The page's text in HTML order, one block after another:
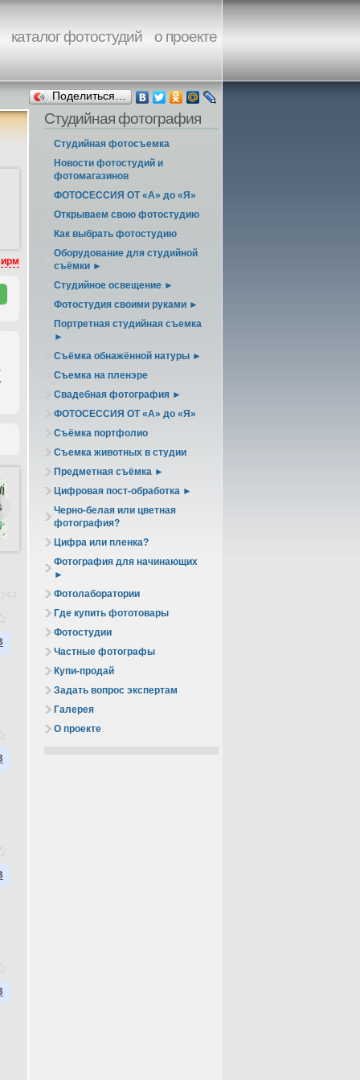
каталог фотостудий о проекте
Поделиться…
Студийная фотография
Студийная фотосъемка
Новости фотостудий и
фотомагазинов
ФОТОСЕССИЯ ОТ «А» до «Я»
Открываем свою фотостудию
Как выбрать фотостудию
Оборудование для студийной
съёмки ►
Студийное освещение ►
Фотостудия своими руками ►
Портретная студийная съемка
►
Съёмка обнажённой натуры ►
Съемка на пленэре
Свадебная фотография ►
ФОТОСЕССИЯ ОТ «А» до «Я»
Съёмка портфолио
Съемка животных в студии
Предметная съёмка ►
Цифровая пост-обработка ►
Черно-белая или цветная
фотография?
Цифра или пленка?
Фотография для начинающих
►
Фотолаборатории
Где купить фототовары
Фотостудии
Частные фотографы
Купи-продай
Задать вопрос экспертам
Галерея
О проекте